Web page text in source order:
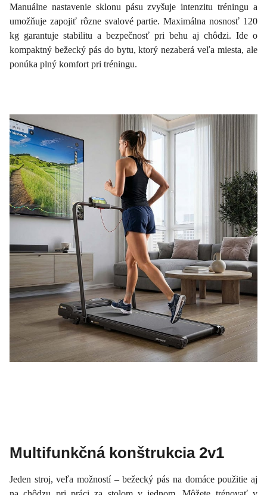
Manuálne nastavenie sklonu pásu zvyšuje intenzitu tréningu a
umožňuje zapojiť rôzne svalové partie. Maximálna nosnosť 120
kg garantuje stabilitu a bezpečnosť pri behu aj chôdzi. Ide o
kompaktný bežecký pás do bytu, ktorý nezaberá veľa miesta, ale
ponúka plný komfort pri tréningu.
Multifunkčná konštrukcia 2v1
Jeden stroj, veľa možností – bežecký pás na domáce použitie aj